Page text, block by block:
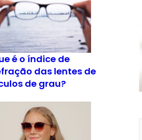
é o índice de
das lentes de
de grau?